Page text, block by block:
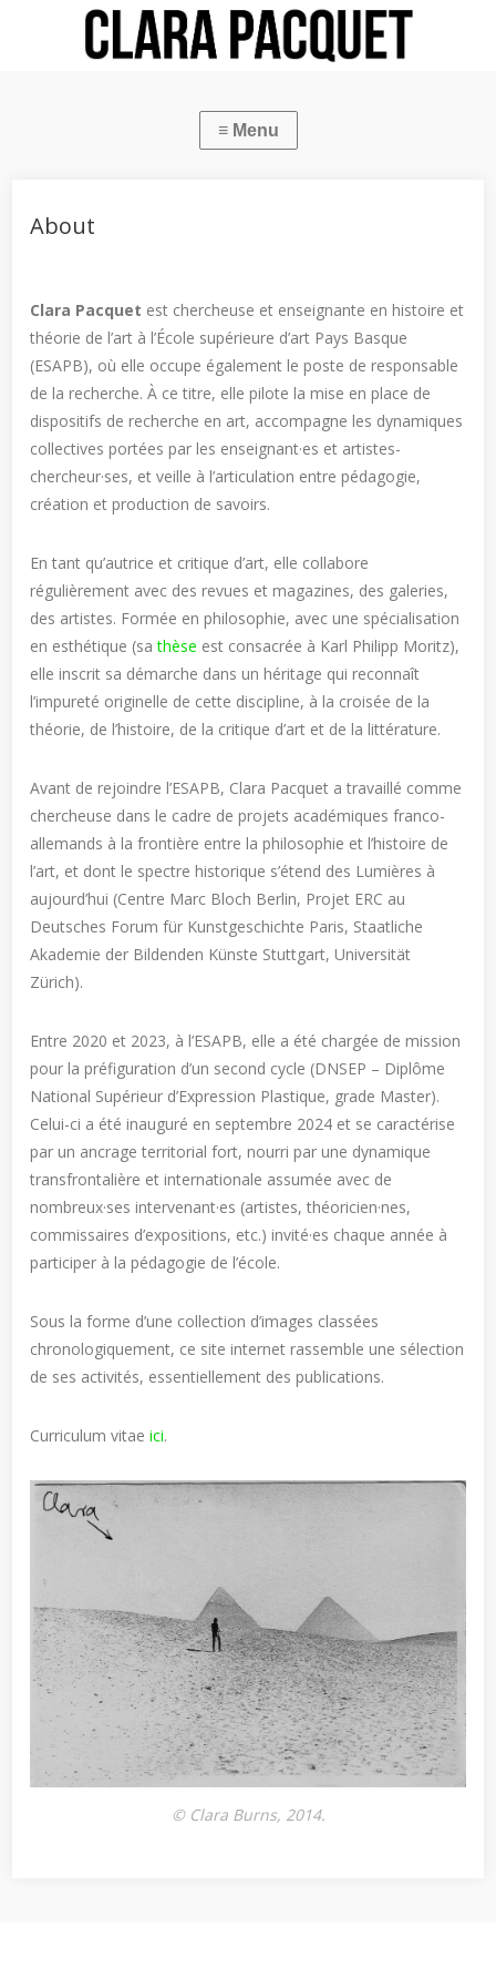
About
Clara Pacquet est chercheuse et enseignante en histoire et
théorie de l’art à l’École supérieure d’art Pays Basque
(ESAPB), où elle occupe également le poste de responsable
de la recherche. À ce titre, elle pilote la mise en place de
dispositifs de recherche en art, accompagne les dynamiques
collectives portées par les enseignant·es et artistes-
chercheur·ses, et veille à l’articulation entre pédagogie,
création et production de savoirs.
En tant qu’autrice et critique d’art, elle collabore
régulièrement avec des revues et magazines, des galeries,
des artistes. Formée en philosophie, avec une spécialisation
en esthétique (sathèse est consacrée à Karl Philipp Moritz),
elle inscrit sa démarche dans un héritage qui reconnaît
l’impureté originelle de cette discipline, à la croisée de la
théorie, de l’histoire, de la critique d’art et de la littérature.
Avant de rejoindre l’ESAPB, Clara Pacquet a travaillé comme
chercheuse dans le cadre de projets académiques franco-
allemands à la frontière entre la philosophie et l’histoire de
l’art, et dont le spectre historique s’étend des Lumières à
aujourd’hui (Centre Marc Bloch Berlin, Projet ERC au
Deutsches Forum für Kunstgeschichte Paris, Staatliche
Akademie der Bildenden Künste Stuttgart, Universität
Zürich).
Entre 2020 et 2023, à l’ESAPB, elle a été chargée de mission
pour la préfiguration d’un second cycle (DNSEP – Diplôme
National Supérieur d’Expression Plastique, grade Master).
Celui-ci a été inauguré en septembre 2024 et se caractérise
par un ancrage territorial fort, nourri par une dynamique
transfrontalière et internationale assumée avec de
nombreux·ses intervenant·es (artistes, théoricien·nes,
commissaires d’expositions, etc.) invité·es chaque année à
participer à la pédagogie de l’école.
Sous la forme d’une collection d’images classées
chronologiquement, ce site internet rassemble une sélection
de ses activités, essentiellement des publications.
Curriculum vitaeici.
© Clara Burns, 2014.